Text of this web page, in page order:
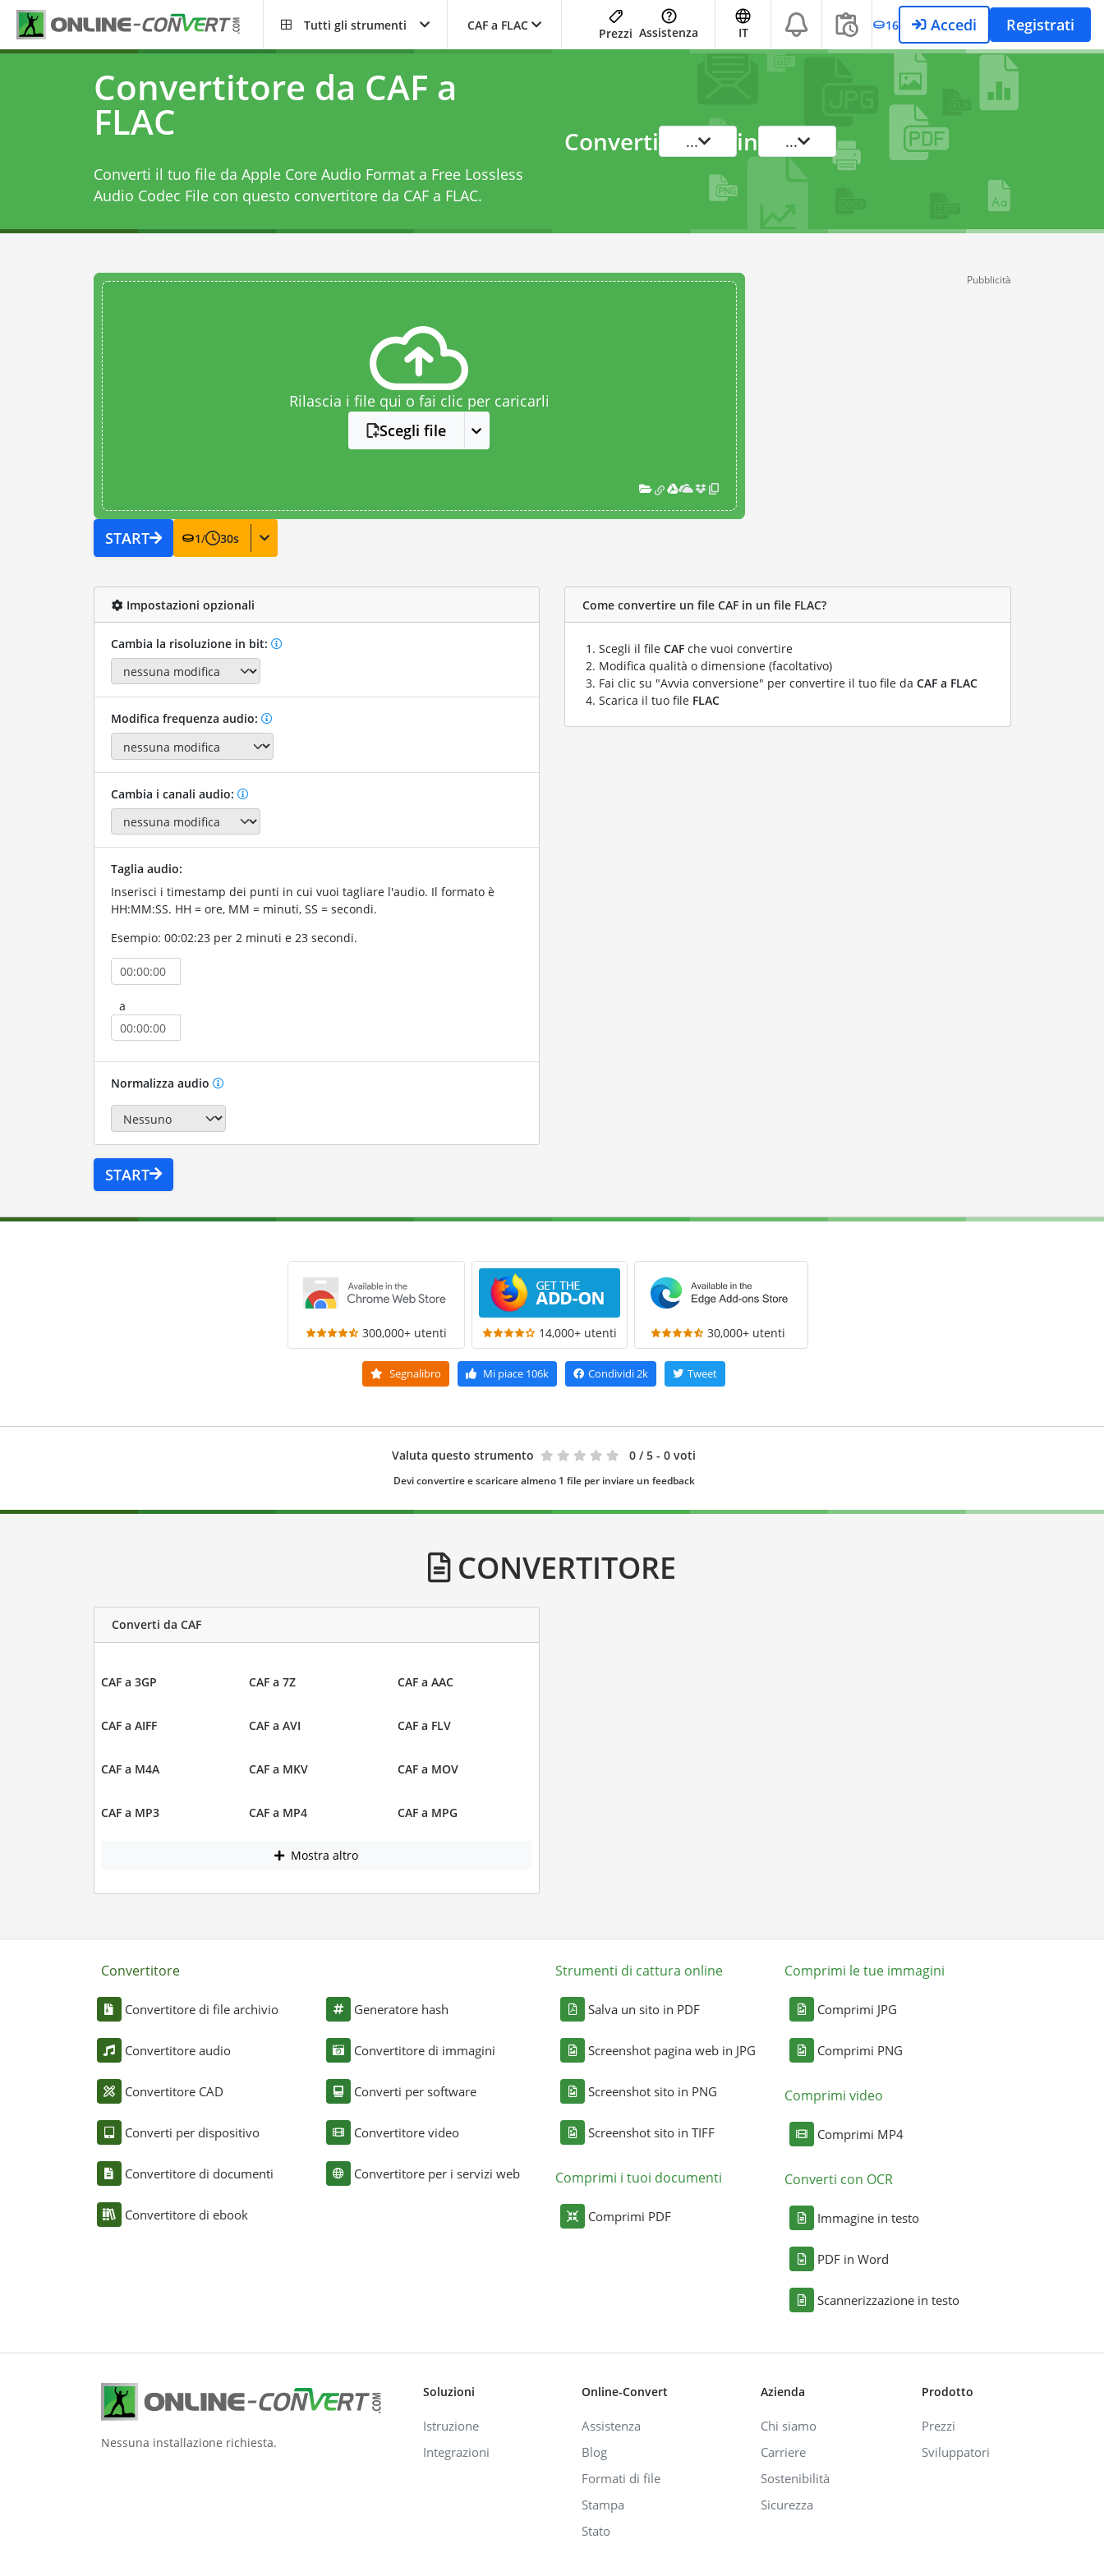
Tutti gli strumenti CAF a FLAC
Prezzi Assistenza IT 16 Accedi Registrati
Convertitore da CAF a
FLAC
Converti il tuo file da Apple Core Audio Format a Free Lossless
Audio Codec File con questo convertitore da CAF a FLAC.
Converti ... in ...
Rilascia i file qui o fai clic per caricarli
Scegli file
START 1/ 30s
Pubblicità
Impostazioni opzionali
Cambia la risoluzione in bit:
Modifica frequenza audio:
Cambia i canali audio:
Taglia audio:
Inserisci i timestamp dei punti in cui vuoi tagliare l'audio. Il formato è
HH:MM:SS. HH = ore, MM = minuti, SS = secondi.
Esempio: 00:02:23 per 2 minuti e 23 secondi.
a
Normalizza audio
START
Come convertire un file CAF in un file FLAC?
Scegli il file CAF che vuoi convertire
Modifica qualità o dimensione (facoltativo)
Fai clic su "Avvia conversione" per convertire il tuo file da CAF a FLAC
Scarica il tuo file FLAC
300,000+ utenti 14,000+ utenti 30,000+ utenti
Segnalibro Mi piace 106k Condividi2k Tweet
Valuta questo strumento 0 / 5 - 0 voti
Devi convertire e scaricare almeno 1 file per inviare un feedback
CONVERTITORE
Converti da CAF
CAF a 3GP CAF a 7Z CAF a AAC
CAF a AIFF CAF a AVI CAF a FLV
CAF a M4A CAF a MKV CAF a MOV
CAF a MP3 CAF a MP4 CAF a MPG
Mostra altro
Convertitore
Convertitore di file archivio
Convertitore audio
Convertitore CAD
Converti per dispositivo
Convertitore di documenti
Convertitore di ebook
Generatore hash
Convertitore di immagini
Converti per software
Convertitore video
Convertitore per i servizi web
Strumenti di cattura online
Salva un sito in PDF
Screenshot pagina web in JPG
Screenshot sito in PNG
Screenshot sito in TIFF
Comprimi i tuoi documenti
Comprimi PDF
Comprimi le tue immagini
Comprimi JPG
Comprimi PNG
Comprimi video
Comprimi MP4
Converti con OCR
Immagine in testo
PDF in Word
Scannerizzazione in testo
Nessuna installazione richiesta.
Soluzioni
Istruzione
Integrazioni
Online-Convert
Assistenza
Blog
Formati di file
Stampa
Stato
Azienda
Chi siamo
Carriere
Sostenibilità
Sicurezza
Prodotto
Prezzi
Sviluppatori